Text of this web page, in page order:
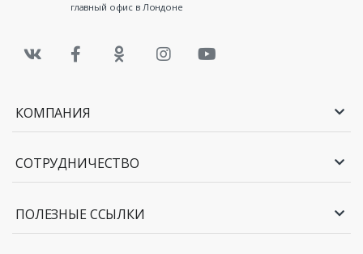
главный офис в Лондоне
КОМПАНИЯ
СОТРУДНИЧЕСТВО
ПОЛЕЗНЫЕ ССЫЛКИ